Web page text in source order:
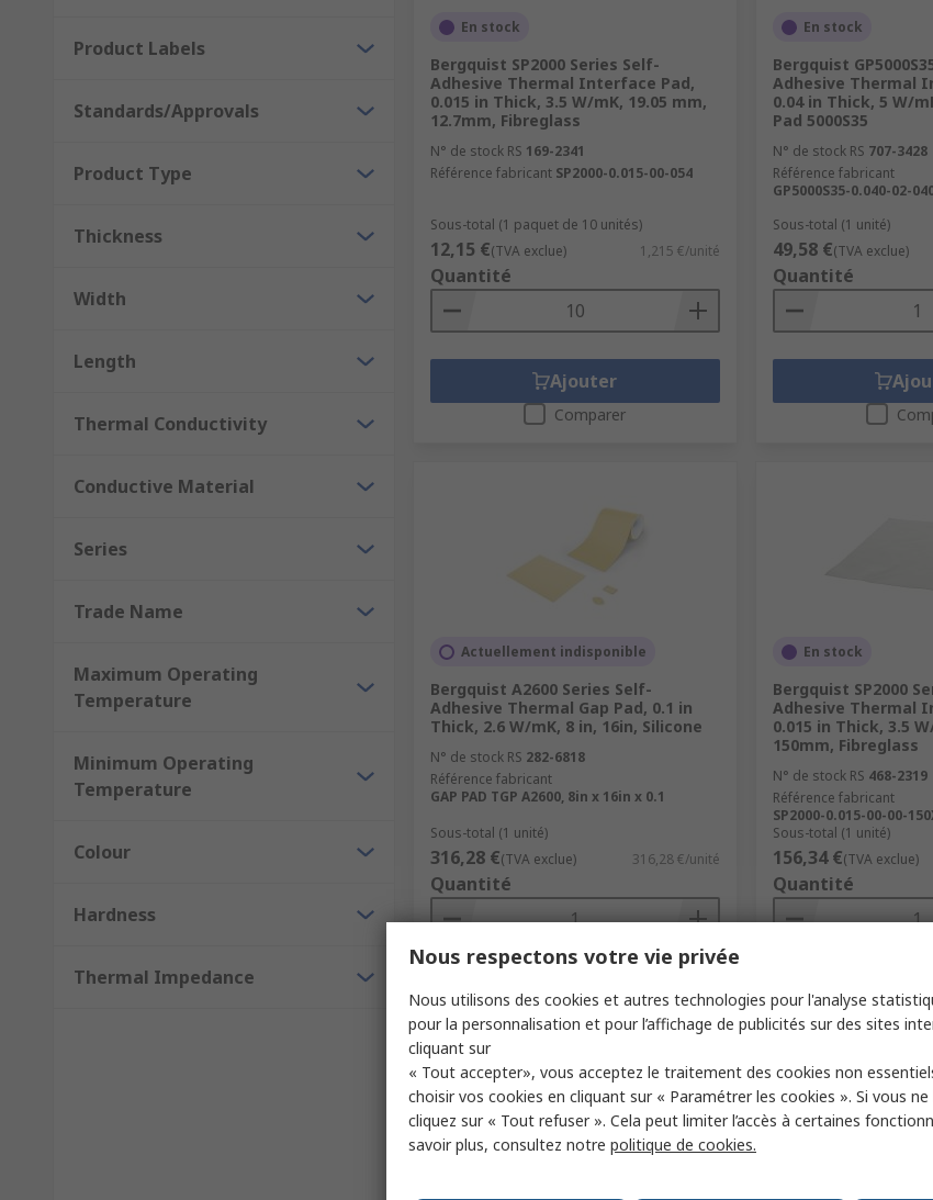
Product Labels
Standards/Approvals
Product Type
Thickness
Width
Length
Thermal Conductivity
Conductive Material
Series
Trade Name
Maximum Operating
Temperature
Minimum Operating
Temperature
Colour
Hardness
Thermal Impedance
En stock
Bergquist SP2000 Series Self-
Adhesive Thermal Interface Pad,
0.015 in Thick, 3.5 W/mK, 19.05 mm,
12.7mm, Fibreglass
N° de stock RS 169-2341
Référence fabricant SP2000-0.015-00-054
Sous-total (1 paquet de 10 unités)
12,15 €(TVA exclue) 1,215 €/unité
Quantité
Ajouter
Comparer
En stock
Bergquist
Adhesive Thermal
0.04 in Thick, 5 W/
Pad 5000S35
N° de stock RS 707-3428
Référence fabricant
GP5000S35-0.040-02-
Sous-total (1 unité)
49,58 €(TVA exclue)
Quantité
Actuellement indisponible
Bergquist A2600 Series Self-
Adhesive Thermal Gap Pad, 0.1 in
Thick, 2.6 W/mK, 8 in, 16in, Silicone
N° de stock RS 282-6818
Référence fabricant
GAP PAD TGP A2600, 8in x 16in x 0.1
Sous-total (1 unité)
316,28 €(TVA exclue) 316,28 €/unité
Quantité
Ajouter
Comparer
En stock
Bergquist SP2000
Adhesive Thermal
0.015 in Thick, 3.5
150mm, Fibreglass
N° de stock RS 468-2319
Référence fabricant
SP2000-0.015-00-00-
Sous-total (1 unité)
156,34 €(TVA exclue)
Quantité
Nous respectons votre vie privée
Nous utilisons des cookies et autres technologies pour l'analyse
pour la personnalisation et pour l’affichage de publicités sur des sites
cliquant sur
« Tout accepter», vous acceptez le traitement des cookies non
choisir vos cookies en cliquant sur « Paramétrer les cookies ». Si vous
cliquez sur « Tout refuser ». Cela peut limiter l’accès à certaines
savoir plus, consultez notre politique de cookies.